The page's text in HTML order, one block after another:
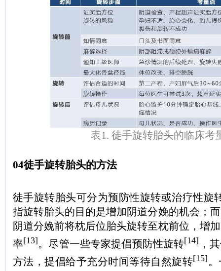
表1. 徒手旋转胎头的临床考
04徒手旋转胎头的方法
徒手旋转胎头可分为预防性旋转或治疗性旋
指旋转胎头的目的是增加阴道分娩的机会；
阴道分娩前将枕后位胎头旋转至枕前位，增
率[13]。尽管一些专家提倡预防性旋转[14] ，
方法，提倡给予充分时间等待自然旋转[15]